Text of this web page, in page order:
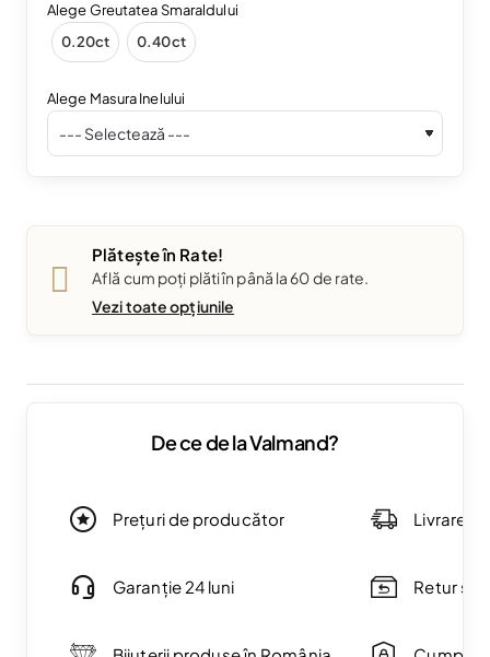
Alege Greutatea Smaraldului
0.20ct
0.40ct
Alege Masura Inelului
Plătește în Rate!
Află cum poți plăti în până la 60 de rate.
Vezi toate opțiunile
De ce de la Valmand?
Prețuri de producător
Garanție 24 luni
Livrare
Retur